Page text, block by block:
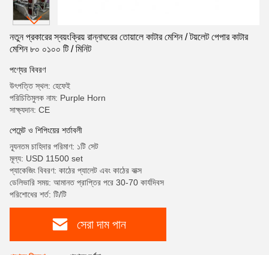
নতুন প্রকারের স্বয়ংক্রিয় রান্নাঘরের তোয়ালে কাটার মেশিন / টয়লেট পেপার কাটার
মেশিন ৮০ ০১০০ টি / মিনিট
পণ্যের বিবরণ
উৎপত্তি স্থল: হেফেই
পরিচিতিমুলক নাম: Purple Horn
সাক্ষ্যদান: CE
পেমেন্ট ও শিপিংয়ের শর্তাবলী
ন্যূনতম চাহিদার পরিমাণ: ১টি সেট
মূল্য: USD 11500 set
প্যাকেজিং বিবরণ: কাঠের প্যালেট এবং কাঠের বাক্স
ডেলিভারি সময়: আমানত প্রাপ্তির পরে 30-70 কার্যদিবস
পরিশোধের শর্ত: টি/টি
সেরা দাম পান